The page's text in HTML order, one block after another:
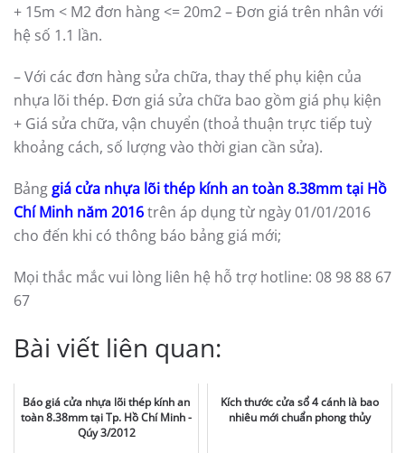
+ 15m < M2 đơn hàng <= 20m2 – Đơn giá trên nhân với
hệ số 1.1 lần.
– Với các đơn hàng sửa chữa, thay thế phụ kiện của
nhựa lõi thép. Đơn giá sửa chữa bao gồm giá phụ kiện
+ Giá sửa chữa, vận chuyển (thoả thuận trực tiếp tuỳ
khoảng cách, số lượng vào thời gian cần sửa).
Bảng giá cửa nhựa lõi thép kính an toàn 8.38mmtại Hồ
Chí Minh năm 2016trên áp dụng từ ngày 01/01/2016
cho đến khi có thông báo bảng giá mới;
Mọi thắc mắc vui lòng liên hệ hỗ trợ hotline: 08 98 88 67
67
Bài viết liên quan:
Báo giá cửa nhựa lõi thép kính an
toàn 8.38mm tại Tp. Hồ Chí Minh -
Qúy 3/2012
Kích thước cửa sổ 4 cánh là bao
nhiêu mới chuẩn phong thủy